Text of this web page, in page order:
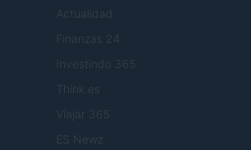
Actualidad
Finanzas 24
Investindo 365
Think.es
Viajar 365
ES Newz